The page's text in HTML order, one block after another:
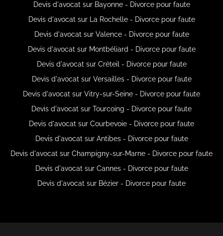
Devis d'avocat sur Bayonne - Divorce pour faute
Devis d'avocat sur La Rochelle - Divorce pour faute
Devis d'avocat sur Valence - Divorce pour faute
Devis d'avocat sur Montbéliard - Divorce pour faute
Devis d'avocat sur Créteil - Divorce pour faute
Devis d'avocat sur Versailles - Divorce pour faute
Devis d'avocat sur Vitry-sur-Seine - Divorce pour faute
Devis d'avocat sur Tourcoing - Divorce pour faute
Devis d'avocat sur Courbevoie - Divorce pour faute
Devis d'avocat sur Antibes - Divorce pour faute
Devis d'avocat sur Champigny-sur-Marne - Divorce pour faute
Devis d'avocat sur Cannes - Divorce pour faute
Devis d'avocat sur Bézier - Divorce pour faute